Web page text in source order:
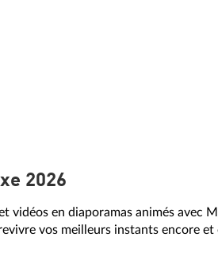
2026
vidéos en diaporamas animés avec
vos meilleurs instants encore et